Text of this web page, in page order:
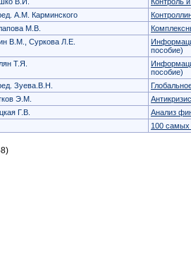
А.М. Карминского
М.В.
В.М., Суркова Л.Е.
пособие)
Т.Я.
пособие)
Зуева.В.Н.
Э.М.
Г.В. Анализ
100 самых